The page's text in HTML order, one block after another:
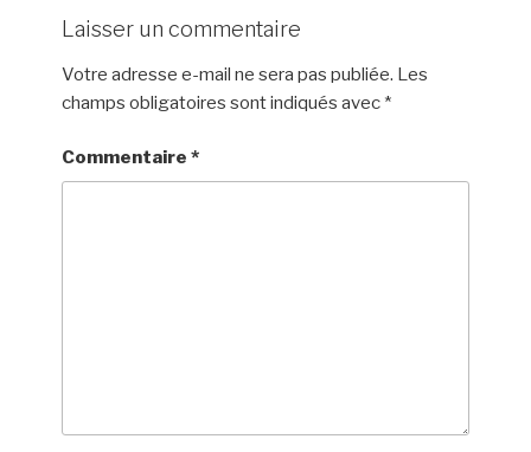
Laisser un commentaire
Votre adresse e-mail ne sera pas publiée. Les
champs obligatoires sont indiqués avec *
Commentaire*